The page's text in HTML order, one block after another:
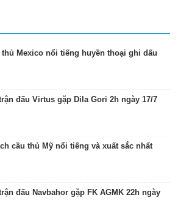
thủ Mexico nổi tiếng huyền thoại ghi dấu
đấu Virtus gặp Dila Gori 2h ngày 17/7
cầu thủ Mỹ nổi tiếng và xuất sắc nhất
đấu Navbahor gặp FK AGMK 22h ngày